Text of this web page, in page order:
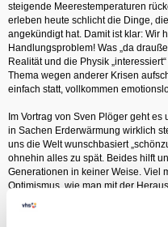
steigende Meerestemperaturen
erleben heute schlicht die Dinge,
angekündigt hat. Damit ist klar: Wir
Handlungsproblem! Was „da
Realität und die Physik
Thema wegen anderer Krisen
einfach statt, vollkommen
Im Vortrag von Sven Plöger geht
in Sachen Erderwärmung wirklich
uns die Welt wunschbasiert
ohnehin alles zu spät. Beides hilft
Generationen in keiner Weise. Viel
Optimismus, wie man mit der
Der zweite Vortragsteil befasst